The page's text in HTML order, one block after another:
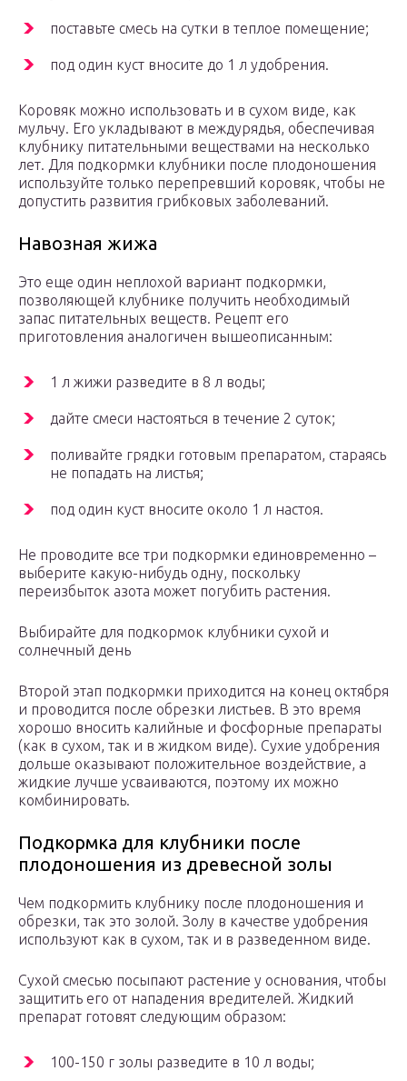
поставьте смесь на сутки в теплое помещение;
под один куст вносите до 1 л удобрения.
Коровяк можно использовать и в сухом виде, как
мульчу. Его укладывают в междурядья, обеспечивая
клубнику питательными веществами на несколько
лет. Для подкормки клубники после плодоношения
используйте только перепревший коровяк, чтобы не
допустить развития грибковых заболеваний.
Навозная жижа
Это еще один неплохой вариант подкормки,
позволяющей клубнике получить необходимый
запас питательных веществ. Рецепт его
приготовления аналогичен вышеописанным:
1 л жижи разведите в 8 л воды;
дайте смеси настояться в течение 2 суток;
поливайте грядки готовым препаратом, стараясь
не попадать на листья;
под один куст вносите около 1 л настоя.
Не проводите все три подкормки единовременно –
выберите какую-нибудь одну, поскольку
переизбыток азота может погубить растения.
Выбирайте для подкормок клубники сухой и
солнечный день
Второй этап подкормки приходится на конец октября
и проводится после обрезки листьев. В это время
хорошо вносить калийные и фосфорные препараты
(как в сухом, так и в жидком виде). Сухие удобрения
дольше оказывают положительное воздействие, а
жидкие лучше усваиваются, поэтому их можно
комбинировать.
Подкормка для клубники после
плодоношения из древесной золы
Чем подкормить клубнику после плодоношения и
обрезки, так это золой. Золу в качестве удобрения
используют как в сухом, так и в разведенном виде.
Сухой смесью посыпают растение у основания, чтобы
защитить его от нападения вредителей. Жидкий
препарат готовят следующим образом:
100-150 г золы разведите в 10 л воды;